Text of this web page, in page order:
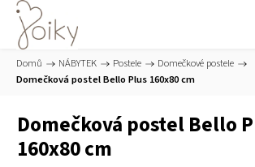
Domů / NÁBYTEK / Postele / Domečkové postele /
Domečková postel Bello Plus 160x80 cm
Domečková postel Bello
160x80 cm